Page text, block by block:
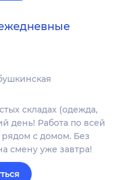
складах (одежда,
день! Работа по всей
с домом. Без
смену уже завтра!